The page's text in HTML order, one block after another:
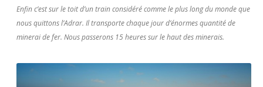
Enfin c’est sur le toit d’un train considéré comme le plus long du monde que
nous quittons l’Adrar. Il transporte chaque jour d’énormes quantité de
minerai de fer. Nous passerons 15 heures sur le haut des minerais.